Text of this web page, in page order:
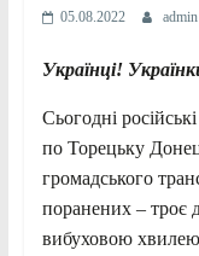
05.08.2022 admin
Українці!
Сьогодні
по Торецьку
громадського
поранених – троє
вибуховою